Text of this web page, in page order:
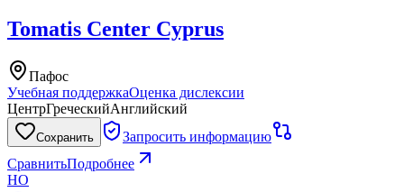
Tomatis Center Cyprus
Пафос
Учебная поддержкаОценка дислексии
ЦентрГреческийАнглийский
Сохранить
Запросить информацию
СравнитьПодробнее
HO